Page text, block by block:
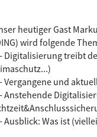
heutiger Gast
wird folgende
Digitalisierung treibt
Vergangene und
Anstehende
Ausblick: Was ist